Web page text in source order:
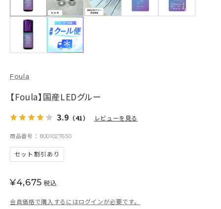
Foula
【Foula】国産LEDグルー
3.9 （41） レビューを見る
商品番号 8001027650
セット割引あり
¥4,675 税込
会員価格で購入するにはログインが必要です。